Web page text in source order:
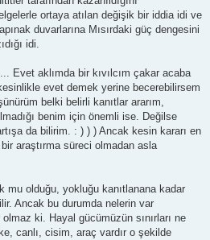
ortaya atılan değişik bir iddia idi ve
duvarlarına Mısırdaki güç dengesini
idi.
Evet aklımda bir kıvılcım çakar acaba
evet demek yerine becerebilirsem
belki belirli kanıtlar ararım,
benim için önemli ise. Değilse
da bilirim. : ) ) ) Ancak kesin kararı en
araştırma süreci olmadan asla
mu olduğu, yokluğu kanıtlanana kadar
Ancak bu durumda nelerin var
ki. Hayal gücümüzün sınırları ne
canlı, cisim, araç vardır o şekilde